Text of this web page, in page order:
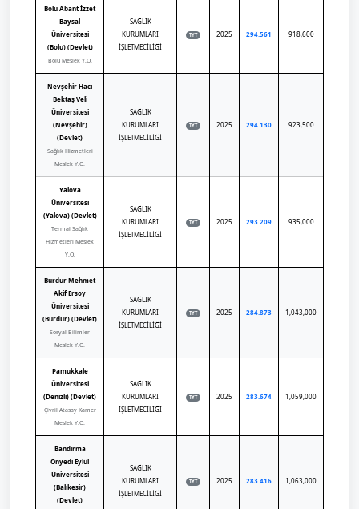
Bolu Abant İzzet
Baysal
Üniversitesi
(Bolu) (Devlet)
Bolu Meslek Y.O.
SAĞLIK
KURUMLARI
İŞLETMECİLİĞİ
TYT 2025 294.561 918,600
Nevşehir Hacı
Bektaş Veli
Üniversitesi
(Nevşehir)
(Devlet)
Sağlık Hizmetleri
Meslek Y.O.
SAĞLIK
KURUMLARI
İŞLETMECİLİĞİ
TYT 2025 294.130 923,500
Yalova
Üniversitesi
(Yalova) (Devlet)
Termal Sağlık
Hizmetleri Meslek
Y.O.
SAĞLIK
KURUMLARI
İŞLETMECİLİĞİ
TYT 2025 293.209 935,000
Burdur Mehmet
Akif Ersoy
Üniversitesi
(Burdur) (Devlet)
Sosyal Bilimler
Meslek Y.O.
SAĞLIK
KURUMLARI
İŞLETMECİLİĞİ
TYT 2025 284.873 1,043,000
Pamukkale
Üniversitesi
(Denizli) (Devlet)
Çivril Atasay Kamer
Meslek Y.O.
SAĞLIK
KURUMLARI
İŞLETMECİLİĞİ
TYT 2025 283.674 1,059,000
Bandırma
Onyedi Eylül
Üniversitesi
(Balıkesir)
(Devlet)
SAĞLIK
KURUMLARI
İŞLETMECİLİĞİ
TYT 2025 283.416 1,063,000